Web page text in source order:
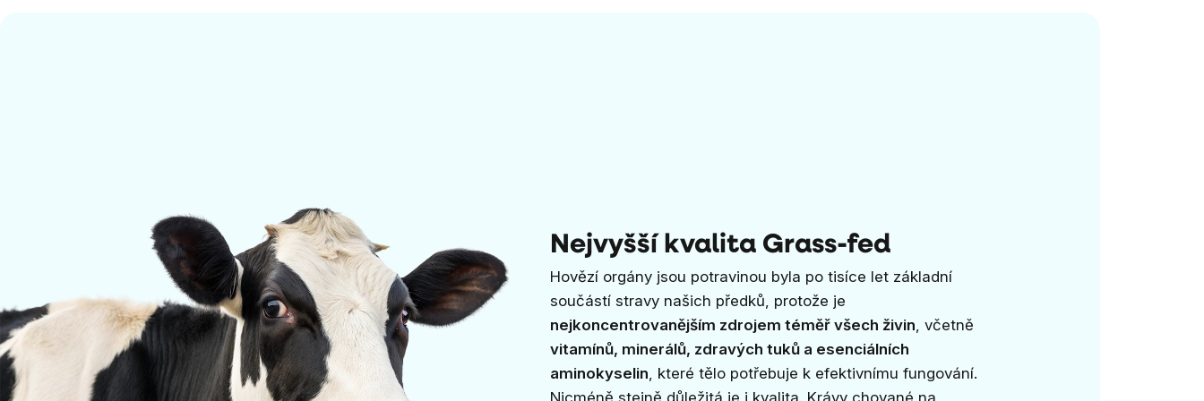
Nejvyšší kvalita Grass-fed
Hovězí orgány jsou potravinou byla po tisíce let základní
součástí stravy našich předků, protože je
nejkoncentrovanějším zdrojem téměř všech živin , včetně
vitamínů, minerálů, zdravých tuků a esenciálních
aminokyselin , které tělo potřebuje k efektivnímu fungování.
Nicméně stejně důležitá je i kvalita. Krávy chované na